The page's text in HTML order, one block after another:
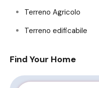
Terreno Agricolo
Terreno edificabile
Find Your Home